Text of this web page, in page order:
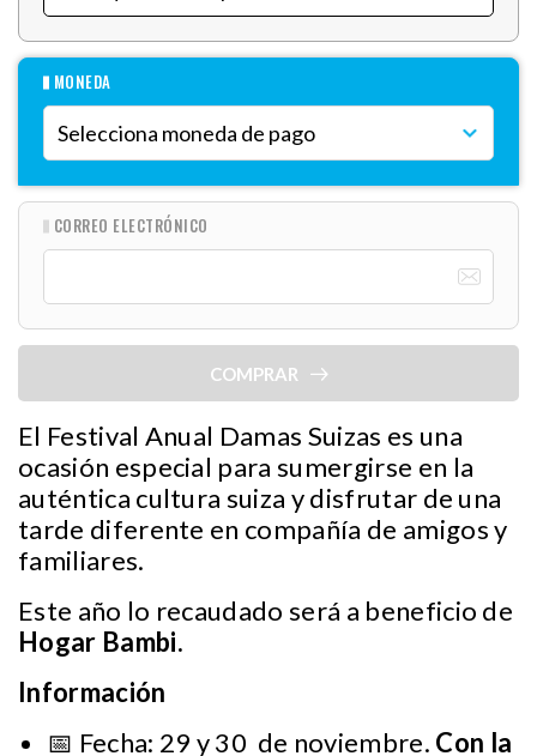
MONEDA
CORREO ELECTRÓNICO
COMPRAR
El Festival Anual Damas Suizas es una
ocasión especial para sumergirse en la
auténtica cultura suiza y disfrutar de una
tarde diferente en compañía de amigos y
familiares.
Este año lo recaudado será a beneficio de
Hogar Bambi.
Información
📅 Fecha: 29 y 30 de noviembre. Con la